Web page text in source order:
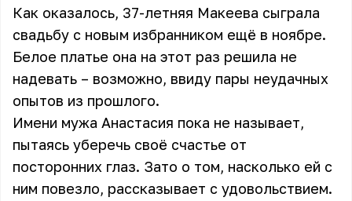
Как оказалось, 37-летняя Макеева сыграла
свадьбу с новым избранником ещё в ноябре.
Белое платье она на этот раз решила не
надевать – возможно, ввиду пары неудачных
опытов из прошлого.
Имени мужа Анастасия пока не называет,
пытаясь уберечь своё счастье от
посторонних глаз. Зато о том, насколько ей с
ним повезло, рассказывает с удовольствием.